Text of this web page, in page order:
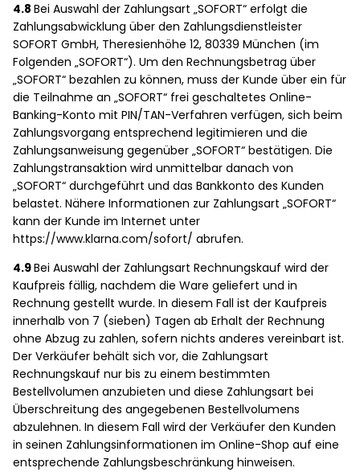
4.8 Bei Auswahl der Zahlungsart „SOFORT“ erfolgt die
Zahlungsabwicklung über den Zahlungsdienstleister
SOFORT GmbH, Theresienhöhe 12, 80339 München (im
Folgenden „SOFORT“). Um den Rechnungsbetrag über
„SOFORT“ bezahlen zu können, muss der Kunde über ein für
die Teilnahme an „SOFORT“ frei geschaltetes Online-
Banking-Konto mit PIN/TAN-Verfahren verfügen, sich beim
Zahlungsvorgang entsprechend legitimieren und die
Zahlungsanweisung gegenüber „SOFORT“ bestätigen. Die
Zahlungstransaktion wird unmittelbar danach von
„SOFORT“ durchgeführt und das Bankkonto des Kunden
belastet. Nähere Informationen zur Zahlungsart „SOFORT“
kann der Kunde im Internet unter
https://www.klarna.com/sofort/ abrufen.
4.9Bei Auswahl der Zahlungsart Rechnungskauf wird der
Kaufpreis fällig, nachdem die Ware geliefert und in
Rechnung gestellt wurde. In diesem Fall ist der Kaufpreis
innerhalb von 7 (sieben) Tagen ab Erhalt der Rechnung
ohne Abzug zu zahlen, sofern nichts anderes vereinbart ist.
Der Verkäufer behält sich vor, die Zahlungsart
Rechnungskauf nur bis zu einem bestimmten
Bestellvolumen anzubieten und diese Zahlungsart bei
Überschreitung des angegebenen Bestellvolumens
abzulehnen. In diesem Fall wird der Verkäufer den Kunden
in seinen Zahlungsinformationen im Online-Shop auf eine
entsprechende Zahlungsbeschränkung hinweisen.